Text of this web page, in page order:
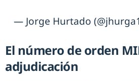
— Jorge Hurtado
El número de orden
adjudicación